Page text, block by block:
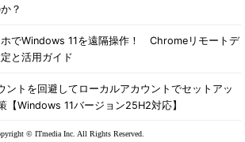
て」を推奨している）。
成時にメモしたロールIDは、パラメーター
指定すること。また操作対象のVMが所属す
」に指定する必要もある。
当てのテンプレートである。
？
ホでWindows 11を遠隔操作！ Chromeリモートデ
と活用ガイド
トを回避してローカルアカウントでセットアッ
【Windows 11バージョン25H2対応】
© ITmedia Inc. All Rights Reserved.